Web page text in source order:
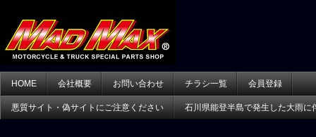
HOME 会社概要 お問い合わせ チラシ一覧 会員登録
悪質サイト・偽サイトにご注意ください 石川県能登半島で発生した大雨に